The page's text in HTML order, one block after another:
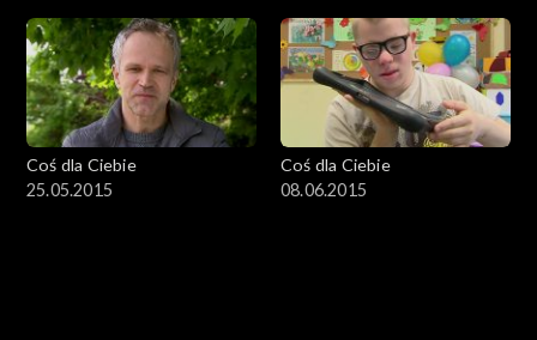
Coś dla Ciebie
25.05.2015
Coś dla Ciebie
08.06.2015